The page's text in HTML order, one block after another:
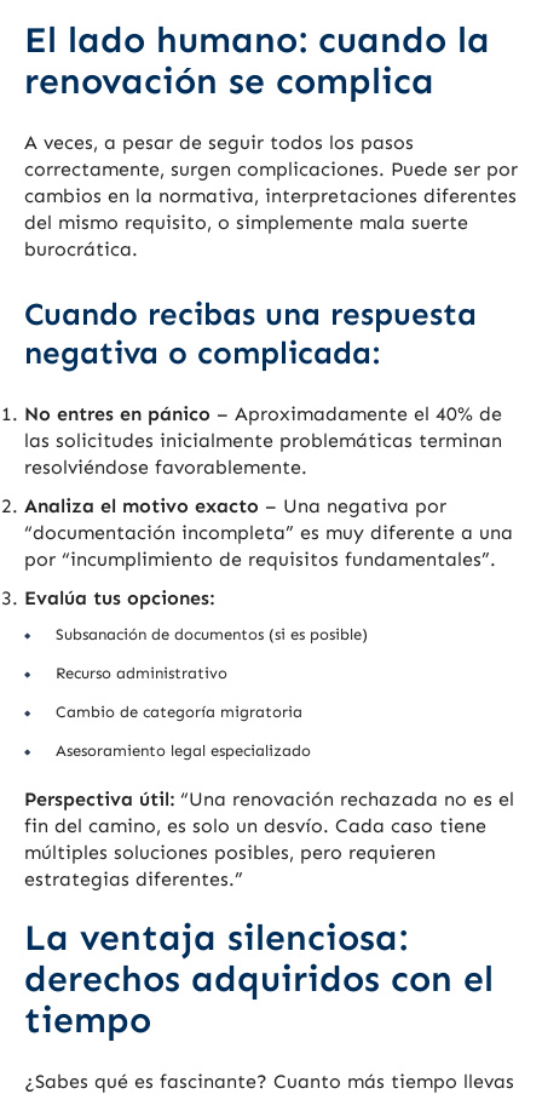
El lado humano: cuando la
renovación se complica
A veces, a pesar de seguir todos los pasos
correctamente, surgen complicaciones. Puede ser por
cambios en la normativa, interpretaciones diferentes
del mismo requisito, o simplemente mala suerte
burocrática.
Cuando recibas una respuesta
negativa o complicada:
No entres en pánico – Aproximadamente el 40% de
las solicitudes inicialmente problemáticas terminan
resolviéndose favorablemente.
Analiza el motivo exacto – Una negativa por
“documentación incompleta” es muy diferente a una
por “incumplimiento de requisitos fundamentales”.
Evalúa tus opciones:
Subsanación de documentos (si es posible)
Recurso administrativo
Cambio de categoría migratoria
Asesoramiento legal especializado
Perspectiva útil: “Una renovación rechazada no es el
fin del camino, es solo un desvío. Cada caso tiene
múltiples soluciones posibles, pero requieren
estrategias diferentes.”
La ventaja silenciosa:
derechos adquiridos con el
tiempo
¿Sabes qué es fascinante? Cuanto más tiempo llevas